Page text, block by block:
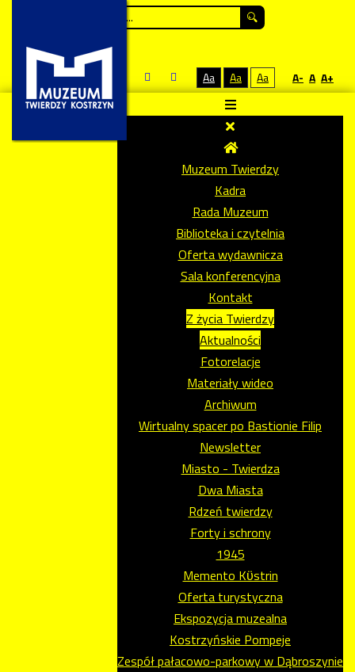
Aa Aa Aa A- A A+
Muzeum Twierdzy
Kadra
Rada Muzeum
Biblioteka i czytelnia
Oferta wydawnicza
Sala konferencyjna
Kontakt
Z życia Twierdzy
Aktualności
Fotorelacje
Materiały wideo
Archiwum
Wirtualny spacer po Bastionie Filip
Newsletter
Miasto - Twierdza
Dwa Miasta
Rdzeń twierdzy
Forty i schrony
1945
Memento Kϋstrin
Oferta turystyczna
Ekspozycja muzealna
Kostrzyńskie Pompeje
Zespół pałacowo-parkowy w Dąbroszynie